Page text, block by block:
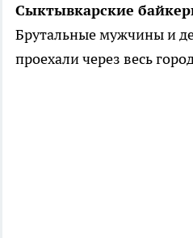
Сыктывкарские
Брутальные мужчины и
проехали через весь